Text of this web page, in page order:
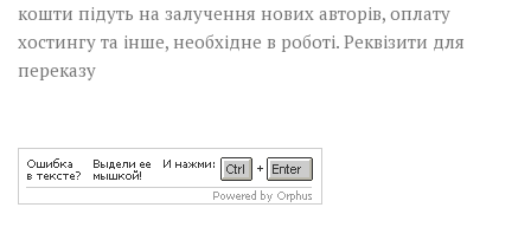
кошти підуть на залучення нових авторів, оплату
хостингу та інше, необхідне в роботі. Реквізити для
переказу